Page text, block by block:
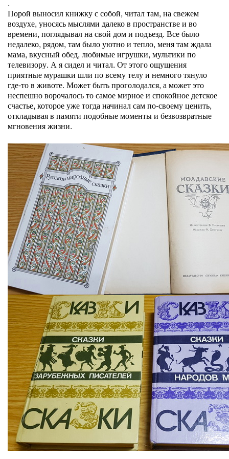
.
Порой выносил книжку с собой, читал там, на свежем
воздухе, уносясь мыслями далеко в пространстве и во
времени, поглядывал на свой дом и подъезд. Все было
недалеко, рядом, там было уютно и тепло, меня там ждала
мама, вкусный обед, любимые игрушки, мультики по
телевизору. А я сидел и читал. От этого ощущения
приятные мурашки шли по всему телу и немного тянуло
где-то в животе. Может быть проголодался, а может это
неспешно ворочалось то самое мирное и спокойное детское
счастье, которое уже тогда начинал сам по-своему ценить,
откладывая в памяти подобные моменты и безвозвратные
мгновения жизни.